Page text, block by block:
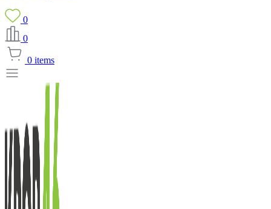
0
0
0 items